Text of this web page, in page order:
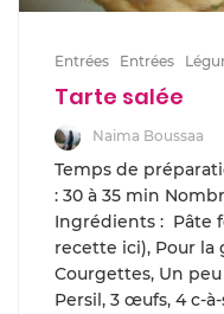
Entrées Entrées
Tarte salée
Naima Boussaa
Temps de
: 30 à 35 min
Ingrédients : Pâte
recette ici), Pour
Courgettes, Un peu
Persil, 3 œufs, 4 c-